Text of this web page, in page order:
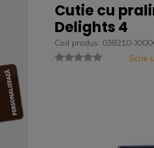
Cutie cu
Delights 4
Cod produs: 038210-
Scrie